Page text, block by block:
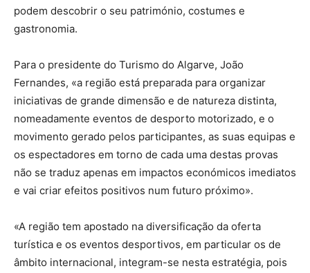
podem descobrir o seu património, costumes e
gastronomia.
Para o presidente do Turismo do Algarve, João
Fernandes, «a região está preparada para organizar
iniciativas de grande dimensão e de natureza distinta,
nomeadamente eventos de desporto motorizado, e o
movimento gerado pelos participantes, as suas equipas e
os espectadores em torno de cada uma destas provas
não se traduz apenas em impactos económicos imediatos
e vai criar efeitos positivos num futuro próximo».
«A região tem apostado na diversificação da oferta
turística e os eventos desportivos, em particular os de
âmbito internacional, integram-se nesta estratégia, pois